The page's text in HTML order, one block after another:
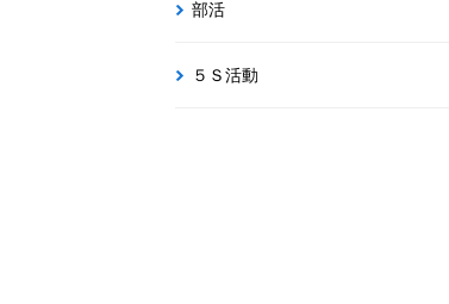
部活
５Ｓ活動